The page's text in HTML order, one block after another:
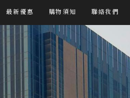
最新優惠 購物須知 聯絡我們